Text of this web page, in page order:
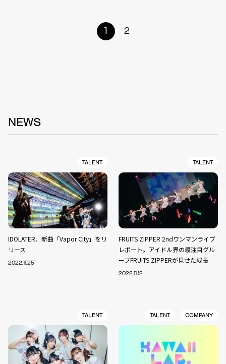
1 2
NEWS
TALENT
IDOLATER、新曲「Vapor City」をリ
リース
2022.11.25
TALENT
FRUITS ZIPPER 2ndワンマンライブ
レポート。アイドル界の最注目グル
ープFRUITS ZIPPERが見せた成長
2022.11.12
TALENT TALENT COMPANY